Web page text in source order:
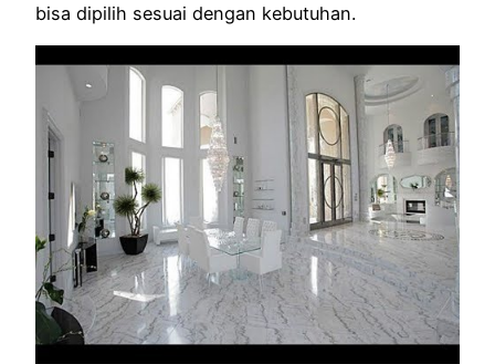
bisa dipilih sesuai dengan kebutuhan.